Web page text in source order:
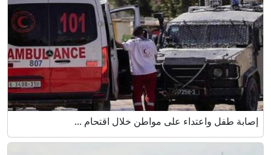
إصابة طفل واعتداء على مواطن خلال اقتحام ...